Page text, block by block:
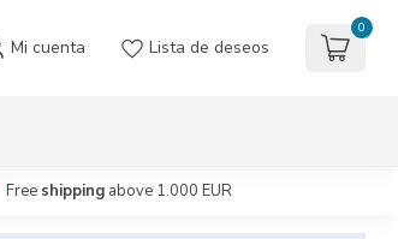
Mi cuenta Lista de deseos
0
Free shipping above 1.000 EUR